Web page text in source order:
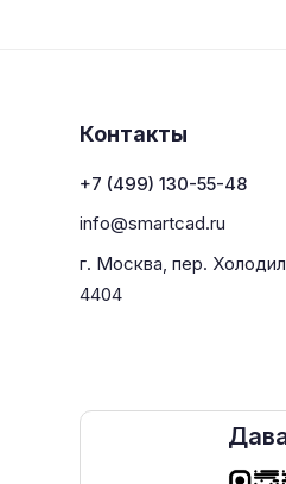
Контакты
+7 (499) 130-55-48
info@smartcad.ru
г. Москва, пер.
4404